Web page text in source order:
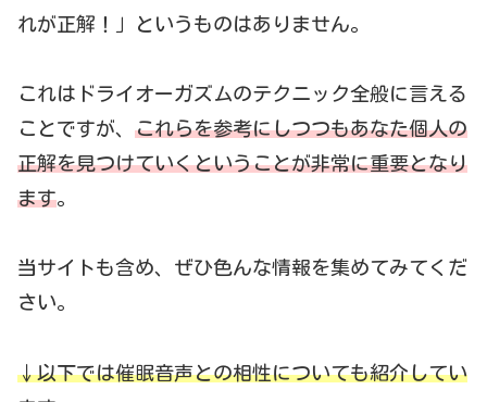
れが正解！」というものはありません。
これはドライオーガズムのテクニック全般に言える
ことですが、 これらを参考にしつつもあなた個人の
正解を見つけていくということが非常に重要となり
ます。
当サイトも含め、ぜひ色んな情報を集めてみてくだ
さい。
↓以下では催眠音声との相性についても紹介してい